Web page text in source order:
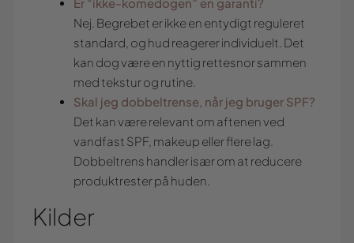
Er “ikke-komedogen” en garanti?
Nej. Begrebet er ikke en entydigt reguleret
standard, og hud reagerer individuelt. Det
kan dog være en nyttig rettesnor sammen
med tekstur og rutine.
Skal jeg dobbeltrense, når jeg bruger SPF?
Det kan være relevant om aftenen ved
vandfast SPF, makeup eller flere lag.
Dobbeltrens handler især om at reducere
produktrester på huden.
Kilder